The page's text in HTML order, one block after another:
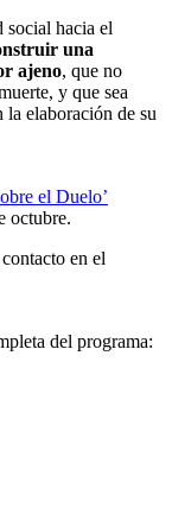
social hacia el
una
ajeno, que no
y que sea
la elaboración de su
el Duelo’
octubre.
en el
del programa: